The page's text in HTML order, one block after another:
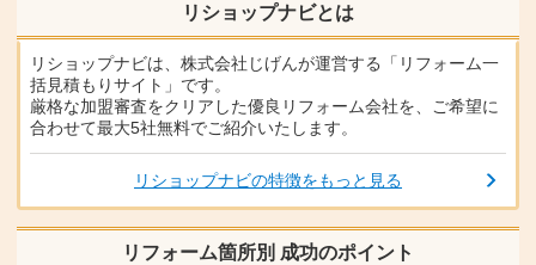
リショップナビとは
リショップナビは、株式会社じげんが運営する「リフォーム一
括見積もりサイト」です。
厳格な加盟審査をクリアした優良リフォーム会社を、ご希望に
合わせて最大5社無料でご紹介いたします。
リショップナビの特徴をもっと見る
リフォーム箇所別 成功のポイント